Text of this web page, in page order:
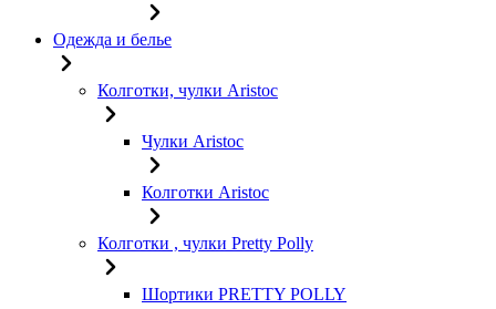
Одежда и белье
Колготки, чулки Aristoc
Чулки Aristoc
Колготки Aristoc
Колготки , чулки Pretty Polly
Шортики PRETTY POLLY